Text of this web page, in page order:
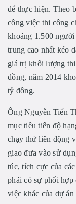
để thực hiện. Theo
công việc thi công
khoảng 1.500
trung cao nhất kéo
giá trị khối lượng
đồng, năm 2014
tỷ đồng.
Ông Nguyễn Tiến
mục tiêu tiến độ
chạy thử liên động
giao đưa vào sử
túc, tích cực của
phải có sự phối hợp
việc khác của dự